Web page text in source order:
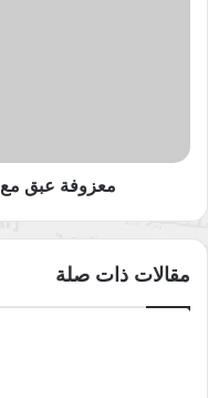
معزوفة عبق
مقالات ذات صلة